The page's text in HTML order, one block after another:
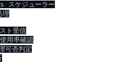
ケジューラー
ト受信
用率確認
否判定